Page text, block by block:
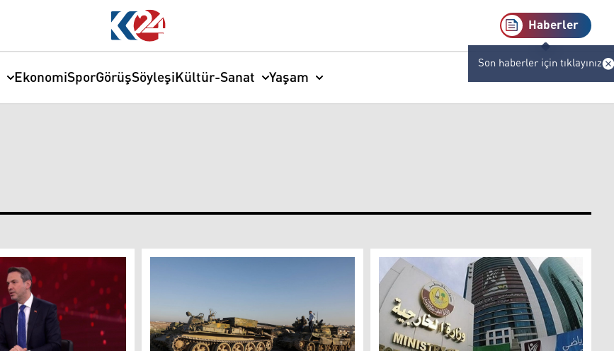
Haberler
Son haberler için tıklayınız
EkonomiSporGörüşSöyleşiKültür-Sanat Yaşam